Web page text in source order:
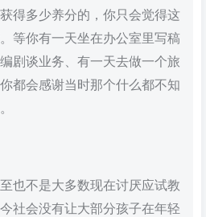
得多少养分的，你只会觉得这
等你有一天坐在办公室里写稿
剧谈业务、有一天去做一个旅
都会感谢当时那个什么都不知
也不是大多数现在讨厌应试教
社会没有让大部分孩子在年轻